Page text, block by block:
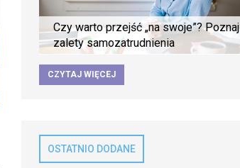
Czy warto przejść „na swoje”? Poznaj
zalety samozatrudnienia
CZYTAJ WIĘCEJ
OSTATNIO DODANE